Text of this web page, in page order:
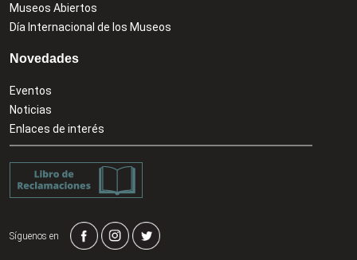
Museos Abiertos
Día Internacional de los Museos
Novedades
Eventos
Noticias
Enlaces de interés
Síguenos en